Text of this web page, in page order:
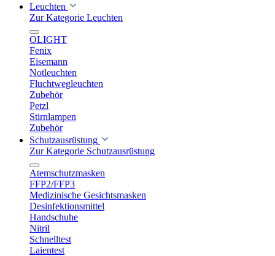
Leuchten
Zur Kategorie Leuchten
OLIGHT
Fenix
Eisemann
Notleuchten
Fluchtwegleuchten
Zubehör
Petzl
Stirnlampen
Zubehör
Schutzausrüstung
Zur Kategorie Schutzausrüstung
Atemschutzmasken
FFP2/FFP3
Medizinische Gesichtsmasken
Desinfektionsmittel
Handschuhe
Nitril
Schnelltest
Laientest